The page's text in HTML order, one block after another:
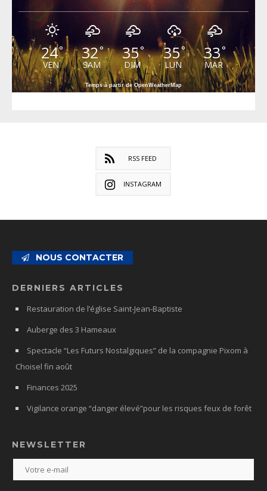
24°
VEN
32°
SAM
35°
DIM
35°
LUN
33°
MAR
Temps à partir de OpenWeatherMap
RSS FEED
INSTAGRAM
NOUS CONTACTER
DERNIERS ARTICLES
Restauration de l’église Saint-Jean-Baptiste
Auberge des 3 Hameaux
Spectacle “Les Futurs Nostalgiques” de la compagnie Pixom à
Choisel fin août
Finances 2025
Vigilance orange “danger élevé”pour les risques feux de forêt
NEWSLETTER